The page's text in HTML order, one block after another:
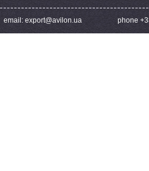
email: export@avilon.ua phone